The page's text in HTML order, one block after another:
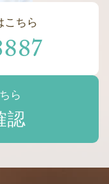
こちら
ら
認